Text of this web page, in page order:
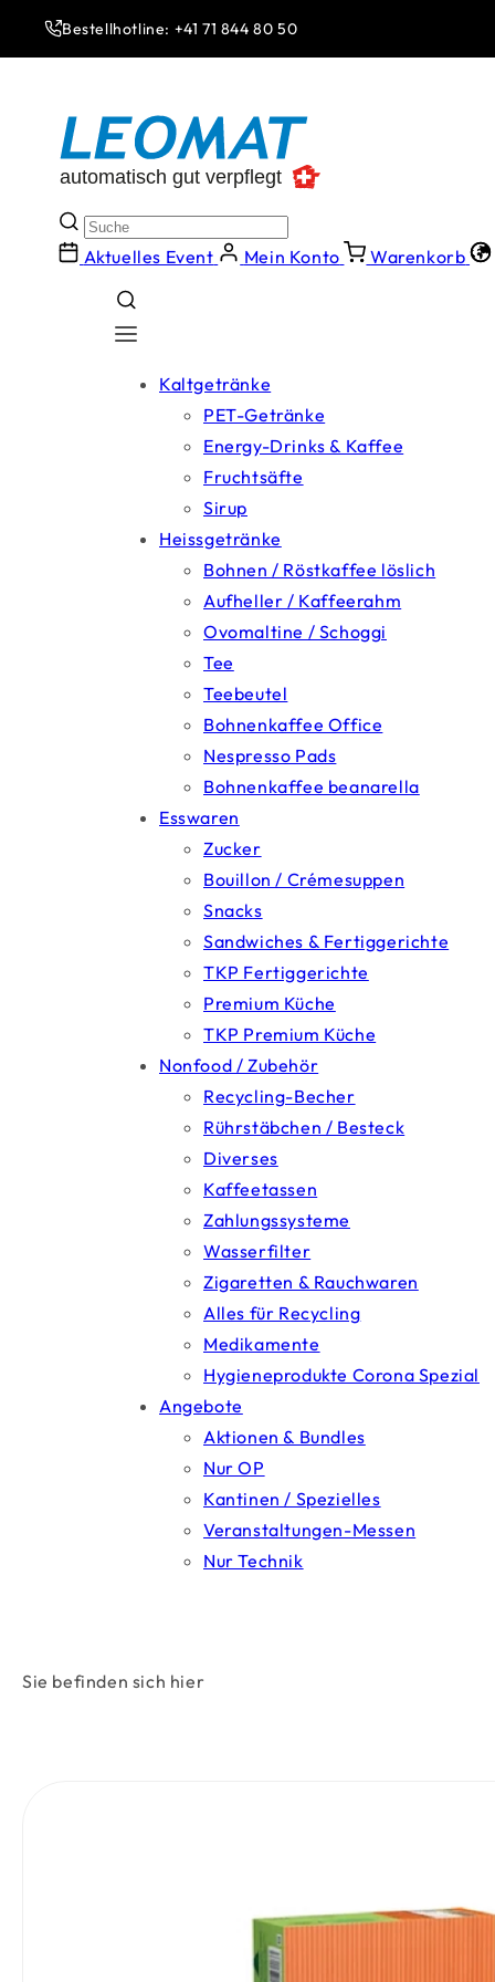
zum
Inhalt
Bestellhotline: +41 71 844 80 50
Aktuelles Event Mein Konto Warenkorb
Kaltgetränke
PET-Getränke
Energy-Drinks & Kaffee
Fruchtsäfte
Sirup
Heissgetränke
Bohnen / Röstkaffee löslich
Aufheller / Kaffeerahm
Ovomaltine / Schoggi
Tee
Teebeutel
Bohnenkaffee Office
Nespresso Pads
Bohnenkaffee beanarella
Esswaren
Zucker
Bouillon / Crémesuppen
Snacks
Sandwiches & Fertiggerichte
TKP Fertiggerichte
Premium Küche
TKP Premium Küche
Nonfood / Zubehör
Recycling-Becher
Rührstäbchen / Besteck
Diverses
Kaffeetassen
Zahlungssysteme
Wasserfilter
Zigaretten & Rauchwaren
Alles für Recycling
Medikamente
Hygieneprodukte Corona Spezial
Angebote
Aktionen & Bundles
Nur OP
Kantinen / Spezielles
Veranstaltungen-Messen
Nur Technik
Sie befinden sich hier